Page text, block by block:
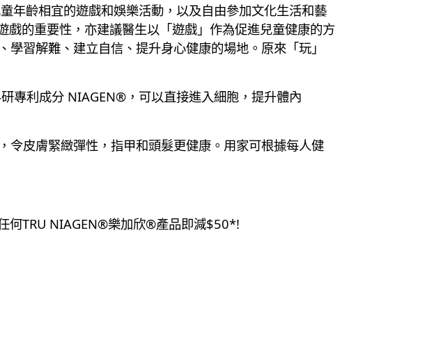
年齡相宜的遊戲和娛樂活動，以及自由參加文化生活和藝
的重要性，亦建議醫生以「遊戲」作為促進兒童健康的方
習解難、建立自信、提升身心健康的場地。原來「玩」
專利成分 NIAGEN®，可以直接進入細胞，提升體內
令皮膚緊緻彈性，指甲和頭髮更健康。用家可根據每人健
何TRU NIAGEN®️樂加欣®️產品即減$50*!